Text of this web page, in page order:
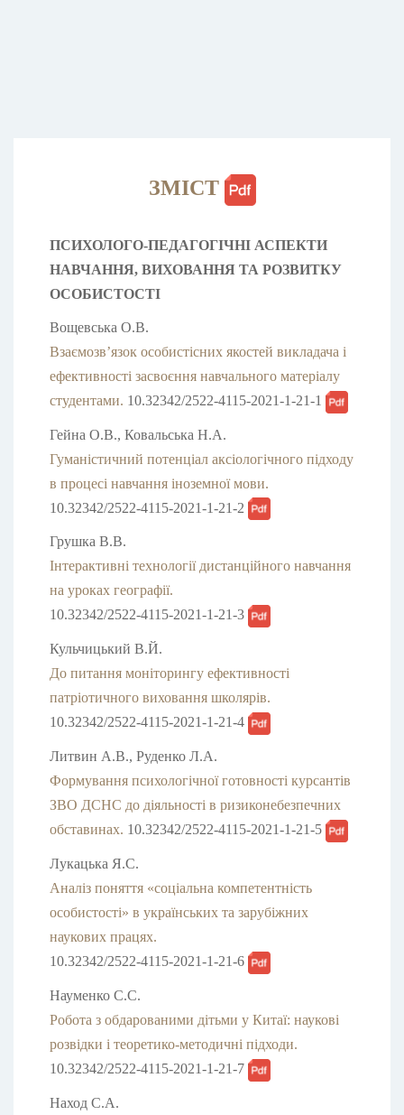
ЗМІСТ
ПСИХОЛОГО-ПЕДАГОГІЧНІ АСПЕКТИ
НАВЧАННЯ, ВИХОВАННЯ ТА РОЗВИТКУ
ОСОБИСТОСТІ
Вощевська О.В.
Взаємозв’язок особистісних якостей викладача і
ефективності засвоєння навчального матеріалу
студентами. 10.32342/2522-4115-2021-1-21-1
Гейна О.В., Ковальська Н.А.
Гуманістичний потенціал аксіологічного підходу
в процесі навчання іноземної мови.
10.32342/2522-4115-2021-1-21-2
Грушка В.В.
Інтерактивні технології дистанційного навчання
на уроках географії.
10.32342/2522-4115-2021-1-21-3
Кульчицький В.Й.
До питання моніторингу ефективності
патріотичного виховання школярів.
10.32342/2522-4115-2021-1-21-4
Литвин А.В., Руденко Л.А.
Формування психологічної готовності курсантів
ЗВО ДСНС до діяльності в ризиконебезпечних
обставинах. 10.32342/2522-4115-2021-1-21-5
Лукацька Я.С.
Аналіз поняття «соціальна компетентність
особистості» в українських та зарубіжних
наукових працях.
10.32342/2522-4115-2021-1-21-6
Науменко С.С.
Робота з обдарованими дітьми у Китаї: наукові
розвідки і теоретико-методичні підходи.
10.32342/2522-4115-2021-1-21-7
Наход С.А.